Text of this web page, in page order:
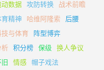
动数据 攻防转换
战术前瞻
育精神 哈维阿隆索
后腰
技与体育
阵型博弈
析 积分榜 保级
换人争议
情感 帽子戏法